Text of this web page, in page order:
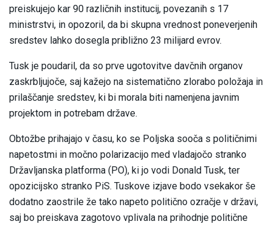
preiskujejo kar 90 različnih institucij, povezanih s 17
ministrstvi, in opozoril, da bi skupna vrednost poneverjenih
sredstev lahko dosegla približno 23 milijard evrov.
Tusk je poudaril, da so prve ugotovitve davčnih organov
zaskrbljujoče, saj kažejo na sistematično zlorabo položaja in
prilaščanje sredstev, ki bi morala biti namenjena javnim
projektom in potrebam države.
Obtožbe prihajajo v času, ko se Poljska sooča s političnimi
napetostmi in močno polarizacijo med vladajočo stranko
Državljanska platforma (PO), ki jo vodi Donald Tusk, ter
opozicijsko stranko PiS. Tuskove izjave bodo vsekakor še
dodatno zaostrile že tako napeto politično ozračje v državi,
saj bo preiskava zagotovo vplivala na prihodnje politične